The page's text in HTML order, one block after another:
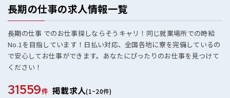
長期の仕事の求人情報一覧
長期の仕事 でのお仕事探しならそうキャリ！同じ就業場所での時給
No.1を目指しています！日払い対応、全国各地に寮を完備しているの
で安心してお仕事ができます。あなたにぴったりのお仕事を見つけて
ください！
31559件 掲載求人(1~20件)